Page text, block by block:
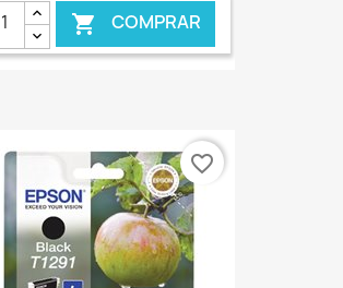
 COMPRAR
favorite_border